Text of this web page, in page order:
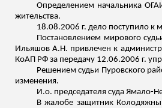
Определением начальника
жительства.
18.08.2006 г. дело поступило к
Постановлением мирового
Ильяшов А.Н. привлечен к
КоАП РФ за передачу 12.06.2006 г.
Решением судьи Пуровского
изменения.
И.о. председателя суда Ямало-
В жалобе защитник